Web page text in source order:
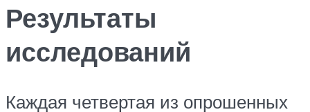
Результаты
исследований
Каждая четвертая из опрошенных